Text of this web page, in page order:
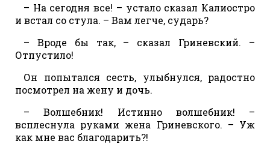
– На сегодня все! – устало сказал Калиостро
и встал со стула. – Вам легче, сударь?
– Вроде бы так, – сказал Гриневский. –
Отпустило!
Он попытался сесть, улыбнулся, радостно
посмотрел на жену и дочь.
– Волшебник! Истинно волшебник! –
всплеснула руками жена Гриневского. – Уж
как мне вас благодарить?!